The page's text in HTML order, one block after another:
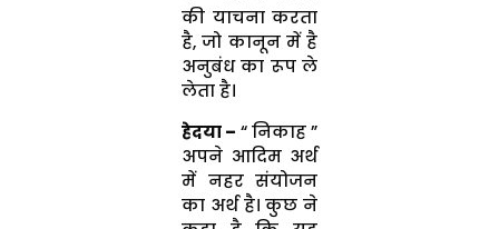
की याचना करता
है, जो कानून में है
अनुबंध का रूप ले
लेता है।
हेदया – “ निकाह ”
अपने आदिम अर्थ
में नहर संयोजन
का अर्थ है। कुछ ने